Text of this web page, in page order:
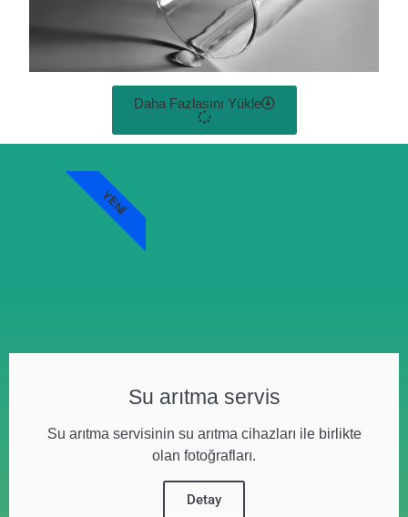
Daha Fazlasını Yükle
Su arıtma servis
Su arıtma servisinin su arıtma cihazları ile birlikte
olan fotoğrafları.
Detay
YENI